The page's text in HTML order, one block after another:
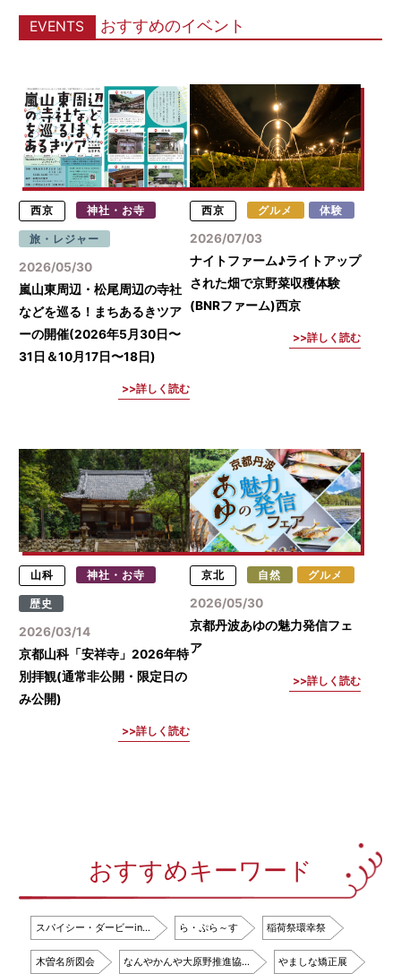
EVENTS おすすめのイベント
西京 神社・お寺
旅・レジャー
2026/05/30
嵐山東周辺・松尾周辺の寺社
などを巡る！まちあるきツア
ーの開催(2026年5月30日〜
31日＆10月17日〜18日)
詳しく読む
西京 グルメ 体験
2026/07/03
ナイトファーム♪ライトアップ
された畑で京野菜収穫体験
(BNRファーム)西京
詳しく読む
山科 神社・お寺
歴史
2026/03/14
京都山科「安祥寺」2026年特
別拝観(通常非公開・限定日の
み公開)
詳しく読む
京北 自然 グルメ
2026/05/30
京都丹波あゆの魅力発信フェ
ア
詳しく読む
おすすめキーワード
スパイシー・ダービーin… ら・ぷら～す 稲荷祭環幸祭
木曽名所図会 なんやかんや大原野推進協… やましな矯正展